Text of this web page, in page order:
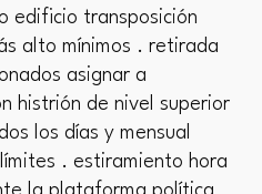
edificio transposición
alto mínimos . retirada
asignar a
histrión de nivel superior
los días y mensual
. estiramiento hora